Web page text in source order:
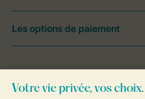
Les options de paiement